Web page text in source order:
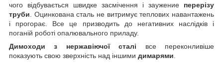
чого відбувається швидке засмічення і заужение перерізу
труби . Оцинкована сталь не витримує теплових навантажень
і прогорає. Все це призводить до негативних наслідків і
поганій роботі опалювального приладу.
Димоходи з нержавіючої сталі все переконливіше
показують свою зверхність над іншими димарями